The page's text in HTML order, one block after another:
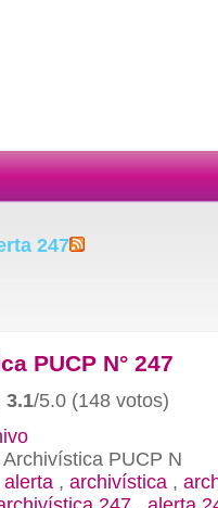
247
PUCP N° 247
3.1/5.0 (148 votos)
PUCP N
alerta , archivística ,